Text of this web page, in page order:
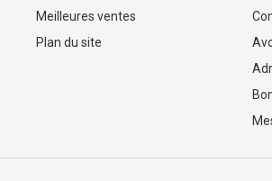
Meilleures ventes
Plan du site